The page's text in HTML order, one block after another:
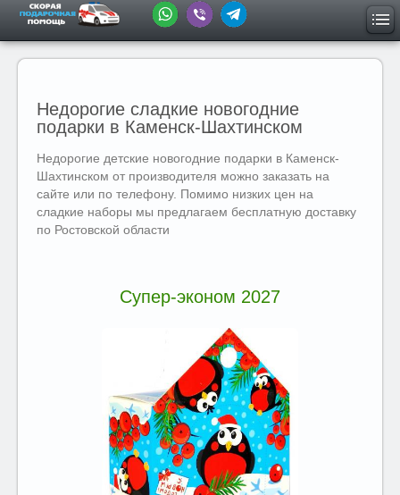
Недорогие сладкие новогодние
подарки в Каменск-Шахтинском
Недорогие детские новогодние подарки в Каменск-
Шахтинском от производителя можно заказать на
сайте или по телефону. Помимо низких цен на
сладкие наборы мы предлагаем бесплатную доставку
по Ростовской области
Супер-эконом 2027